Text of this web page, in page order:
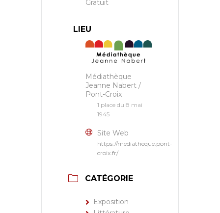
Gratuit
LIEU
Médiathèque
Jeanne Nabert /
Pont-Croix
1 place du 8 mai
1945
Site Web
https://mediatheque.pont-
croix.fr/
CATÉGORIE
Exposition